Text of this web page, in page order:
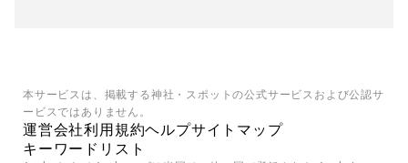
本サービスは、掲載する神社・スポットの公式サービスおよび公認サ
ービスではありません。
運営会社利用規約ヘルプサイトマップ
キーワードリスト